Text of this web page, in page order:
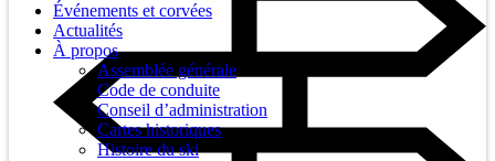
Événements et corvées
Actualités
À propos
Assemblée générale
Code de conduite
Conseil d’administration
Cartes historiques
Histoire du ski